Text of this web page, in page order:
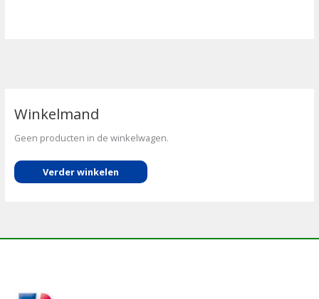
Winkelmand
Geen producten in de winkelwagen.
Verder winkelen